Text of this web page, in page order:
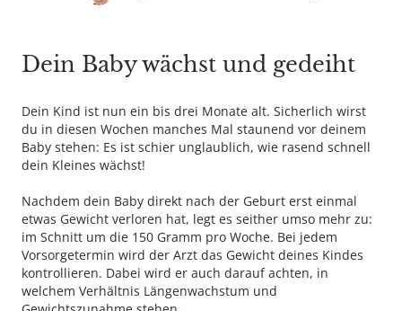
Dein Baby wächst und gedeiht
Dein Kind ist nun ein bis drei Monate alt. Sicherlich wirst
du in diesen Wochen manches Mal staunend vor deinem
Baby stehen: Es ist schier unglaublich, wie rasend schnell
dein Kleines wächst!
Nachdem dein Baby direkt nach der Geburt erst einmal
etwas Gewicht verloren hat, legt es seither umso mehr zu:
im Schnitt um die 150 Gramm pro Woche. Bei jedem
Vorsorgetermin wird der Arzt das Gewicht deines Kindes
kontrollieren. Dabei wird er auch darauf achten, in
welchem Verhältnis Längenwachstum und